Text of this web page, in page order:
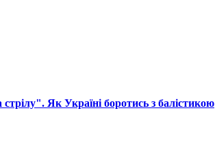
Як Україні боротись з балістикою